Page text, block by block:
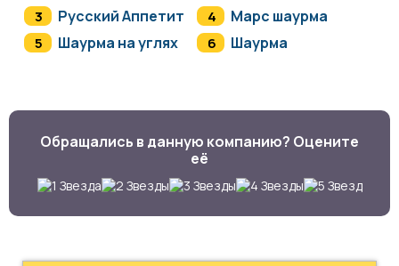
Русский Аппетит
Марс шаурма
Шаурма на углях
Шаурма
Обращались в данную компанию? Оцените
её